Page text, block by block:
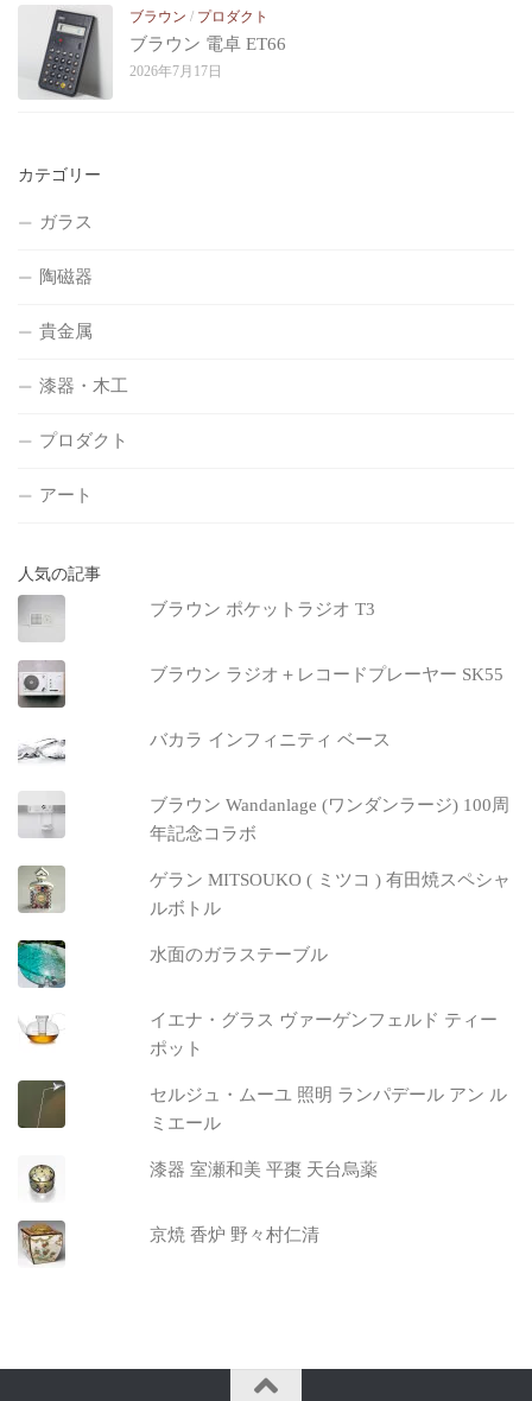
ブラウン / プロダクト
ブラウン 電卓 ET66
2026年7月17日
カテゴリー
ガラス
陶磁器
貴金属
漆器・木工
プロダクト
アート
人気の記事
ブラウン ポケットラジオ T3
ブラウン ラジオ＋レコードプレーヤー SK55
バカラ インフィニティ ベース
ブラウン Wandanlage (ワンダンラージ) 100周
年記念コラボ
ゲラン MITSOUKO ( ミツコ ) 有田焼スペシャ
ルボトル
水面のガラステーブル
イエナ・グラス ヴァーゲンフェルド ティー
ポット
セルジュ・ムーユ 照明 ランパデール アン ル
ミエール
漆器 室瀬和美 平棗 天台烏薬
京焼 香炉 野々村仁清